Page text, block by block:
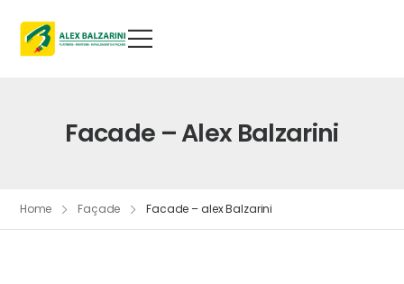
Facade – Alex Balzarini
Home Façade Facade – alex Balzarini